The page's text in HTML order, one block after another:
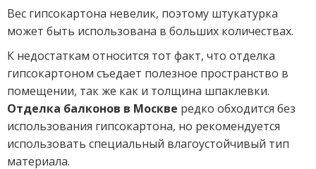
Вес гипсокартона невелик, поэтому штукатурка
может быть использована в больших количествах.
К недостаткам относится тот факт, что отделка
гипсокартоном съедает полезное пространство в
помещении, так же как и толщина шпаклевки.
Отделка балконов в Москве редко обходится без
использования гипсокартона, но рекомендуется
использовать специальный влагоустойчивый тип
материала.